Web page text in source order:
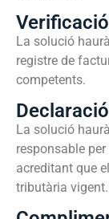
La solució
registre de
competents.
La solució
responsable
acreditant que
tributària vigent.